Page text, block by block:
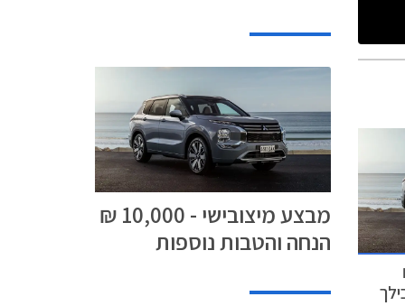
₪
מבצע מיצובישי - 10,000 ₪
הנחה והטבות נוספות